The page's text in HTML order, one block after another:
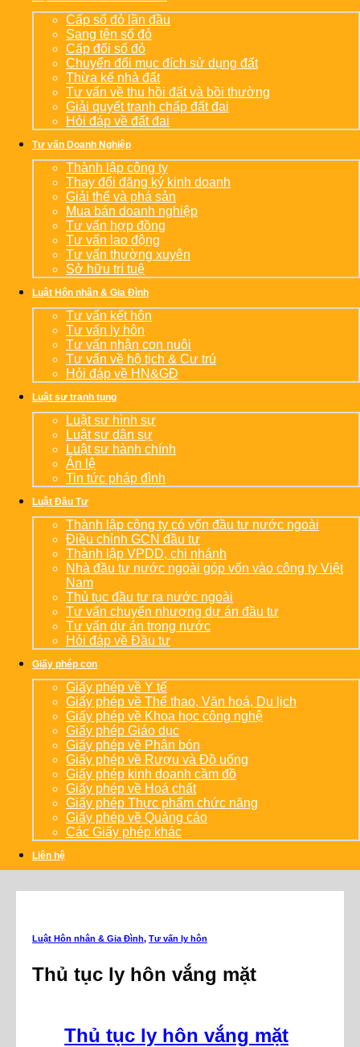
Cấp sổ đỏ lần đầu
Sang tên sổ đỏ
Cấp đổi sổ đỏ
Chuyển đổi mục đích sử dụng đất
Thừa kế nhà đất
Tư vấn về thu hồi đất và bồi thường
Giải quyết tranh chấp đất đai
Hỏi đáp về đất đai
Tư vấn Doanh Nghiệp
Thành lập công ty
Thay đổi đăng ký kinh doanh
Giải thể và phá sản
Mua bán doanh nghiệp
Tư vấn hợp đồng
Tư vấn lao động
Tư vấn thường xuyên
Sở hữu trí tuệ
Luật Hôn nhân & Gia Đình
Tư vấn kết hôn
Tư vấn ly hôn
Tư vấn nhận con nuôi
Tư vấn về hộ tịch & Cư trú
Hỏi đáp về HN&GĐ
Luật sư tranh tụng
Luật sư hình sự
Luật sư dân sự
Luật sư hành chính
Án lệ
Tin tức pháp đình
Luật Đầu Tư
Thành lập công ty có vốn đầu tư nước ngoài
Điều chỉnh GCN đầu tư
Thành lập VPDD, chi nhánh
Nhà đầu tư nước ngoài góp vốn vào công ty Việt
Nam
Thủ tục đầu tư ra nước ngoài
Tư vấn chuyển nhượng dự án đầu tư
Tư vấn dự án trong nước
Hỏi đáp về Đầu tư
Giấy phép con
Giấy phép về Y tế
Giấy phép về Thể thao, Văn hoá, Du lịch
Giấy phép về Khoa học công nghệ
Giấy phép Giáo dục
Giấy phép về Phân bón
Giấy phép về Rượu và Đồ uống
Giấy phép kinh doanh cầm đồ
Giấy phép về Hoá chất
Giấy phép Thực phẩm chức năng
Giấy phép về Quảng cáo
Các Giấy phép khác
Liên hệ
Luật Hôn nhân & Gia Đình, Tư vấn ly hôn
Thủ tục ly hôn vắng mặt
Thủ tục ly hôn vắng mặt